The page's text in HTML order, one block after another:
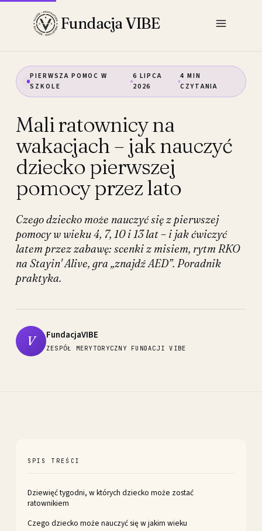
Fundacja VIBE
PIERWSZA POMOC W
SZKOLE
6 LIPCA
2026
4 MIN
CZYTANIA
Mali ratownicy na
wakacjach – jak nauczyć
dziecko pierwszej
pomocy przez lato
Czego dziecko może nauczyć się z pierwszej
pomocy w wieku 4, 7, 10 i 13 lat – i jak ćwiczyć
latem przez zabawę: scenki z misiem, rytm RKO
na Stayin' Alive, gra „znajdź AED”. Poradnik
praktyka.
V FundacjaVIBE
ZESPÓŁ MERYTORYCZNY FUNDACJI VIBE
SPIS TREŚCI
Dziewięć tygodni, w których dziecko może zostać
ratownikiem
Czego dziecko może nauczyć się w jakim wieku